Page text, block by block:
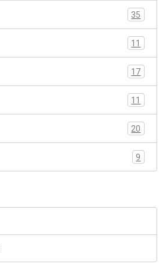
35
11
17
11
20
9